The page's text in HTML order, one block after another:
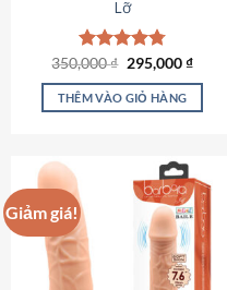
Lỡ
Được xếp
hạng4.79
5 sao
350,000₫ Giá
là:
350,000 ₫.
295,000₫Giá
tại
THÊM VÀO GIỎ HÀNG
Giảm giá!